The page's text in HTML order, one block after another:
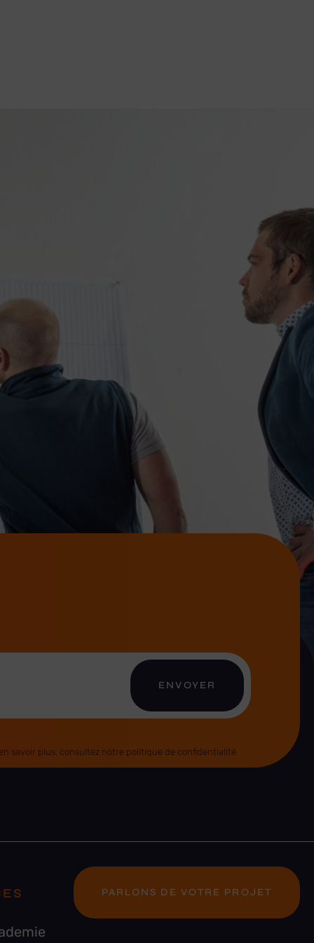
savoir plus, consultez notre politique de confidentialité
ENVOYER
PARLONS DE VOTRE PROJET